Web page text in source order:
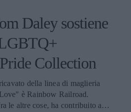
Daley sostiene
Collection
della linea di maglieria
è Rainbow Railroad.
le altre cose, ha contribuito a